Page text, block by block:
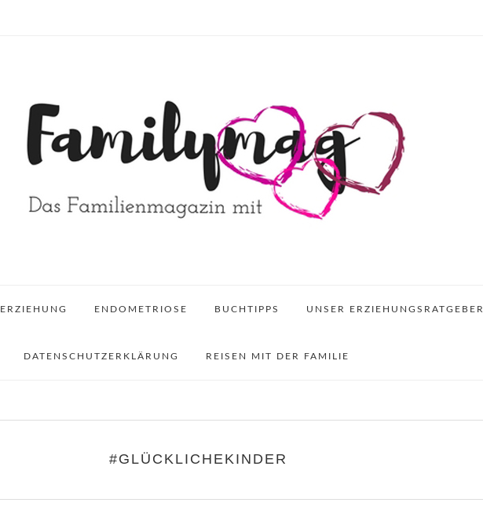
ERZIEHUNG ENDOMETRIOSE BUCHTIPPS UNSER ERZIEHUNGSRATGEBER
DATENSCHUTZERKLÄRUNG REISEN MIT DER FAMILIE
#GLÜCKLICHEKINDER